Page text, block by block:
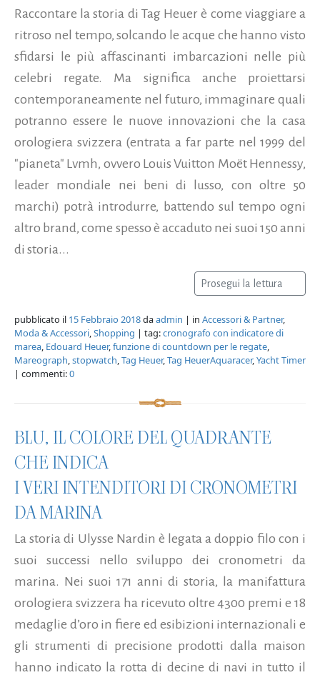
Raccontare la storia di Tag Heuer è come viaggiare a
ritroso nel tempo, solcando le acque che hanno visto
sfidarsi le più affascinanti imbarcazioni nelle più
celebri regate. Ma significa anche proiettarsi
contemporaneamente nel futuro, immaginare quali
potranno essere le nuove innovazioni che la casa
orologiera svizzera (entrata a far parte nel 1999 del
"pianeta" Lvmh, ovvero Louis Vuitton Moët Hennessy,
leader mondiale nei beni di lusso, con oltre 50
marchi) potrà introdurre, battendo sul tempo ogni
altro brand, come spesso è accaduto nei suoi 150 anni
di storia...
Prosegui la lettura
pubblicato il 15 Febbraio 2018daadmin | in Accessori & Partner,
Moda & Accessori,Shopping | tag:cronografo con indicatore di
marea, Edouard Heuer,funzione di countdown per le regate,
Mareograph,stopwatch,Tag Heuer,Tag HeuerAquaracer,Yacht Timer
| commenti:0
BLU, IL COLORE DEL QUADRANTE
CHE INDICA
I VERI INTENDITORI DI CRONOMETRI
DA MARINA
La storia di Ulysse Nardin è legata a doppio filo con i
suoi successi nello sviluppo dei cronometri da
marina. Nei suoi 171 anni di storia, la manifattura
orologiera svizzera ha ricevuto oltre 4300 premi e 18
medaglie d’oro in fiere ed esibizioni internazionali e
gli strumenti di precisione prodotti dalla maison
hanno indicato la rotta di decine di navi in tutto il